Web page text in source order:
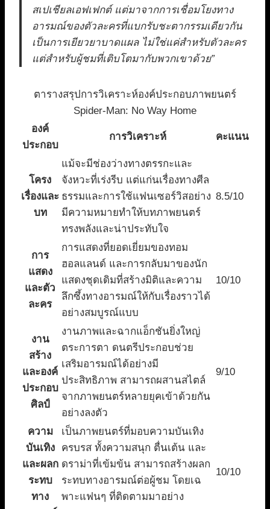
สเปเชียลเอฟเฟกต์ แต่มาจากการเชื่อมโยงทาง
อารมณ์ของตัวละครที่แบกรับชะตากรรมเดียวกัน
เป็นการเยียวยาบาดแผล ไม่ใช่แค่สำหรับตัวละคร
แต่สำหรับผู้ชมที่เติบโตมากับพวกเขาด้วย”
ตารางสรุปการวิเคราะห์องค์ประกอบภาพยนตร์
Spider-Man: No Way Home
องค์
ประกอบ
การวิเคราะห์ คะแนน
โครง
เรื่องและ
บท
แม้จะมีช่องว่างทางตรรกะและ
จังหวะที่เร่งรีบ แต่แก่นเรื่องทางศีล
ธรรมและการใช้แฟนเซอร์วิสอย่าง
มีความหมายทำให้บทภาพยนตร์
ทรงพลังและน่าประทับใจ
8.5/10
การ
แสดง
และตัว
ละคร
การแสดงที่ยอดเยี่ยมของทอม
ฮอลแลนด์ และการกลับมาของนัก
แสดงชุดเดิมที่สร้างมิติและความ
ลึกซึ้งทางอารมณ์ให้กับเรื่องราวได้
อย่างสมบูรณ์แบบ
10/10
งาน
สร้าง
และองค์
ประกอบ
ศิลป์
งานภาพและฉากแอ็กชันยิ่งใหญ่
ตระการตา ดนตรีประกอบช่วย
เสริมอารมณ์ได้อย่างมี
ประสิทธิภาพ สามารถผสานสไตล์
จากภาพยนตร์หลายยุคเข้าด้วยกัน
อย่างลงตัว
9/10
ความ
บันเทิง
และผลก
ระทบ
ทาง
เป็นภาพยนตร์ที่มอบความบันเทิง
ครบรส ทั้งความสนุก ตื่นเต้น และ
ดราม่าที่เข้มข้น สามารถสร้างผลก
ระทบทางอารมณ์ต่อผู้ชม โดยเฉ
พาะแฟนๆ ที่ติดตามมาอย่าง
10/10